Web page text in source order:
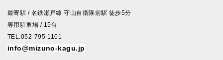
最寄駅 / 名鉄瀬戸線 守山自衛隊前駅 徒歩5分
専用駐車場 / 15台
TEL.052-795-1101
info@mizuno-kagu.jp